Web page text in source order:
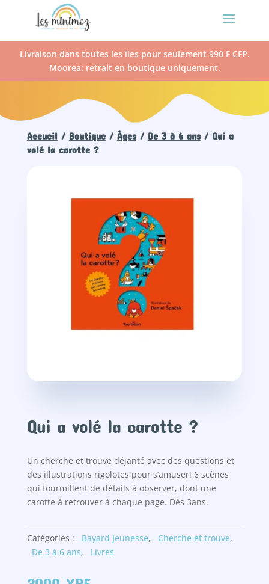
Livraison dans toutes les îles pour seulement 990 F CFP.
Moorea: retrait en boutique uniquement.
Accueil / Boutique/ Âges/ De 3 à 6 ans/ Qui a
volé la carotte ?
Qui a volé la carotte ?
Un cherche et trouve déjanté avec des questions et
des illustrations rigolotes pour s’amuser! 6 scènes
qui fourmillent de détails à observer, dont une
carotte à retrouver à chaque page. Dès 3ans.
Catégories : Bayard Jeunesse, Cherche et trouve,
De 3 à 6 ans, Livres